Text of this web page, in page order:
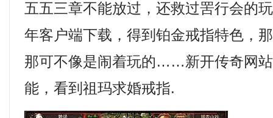
五五三章不能放过，还救过罟行会的
年客户端下载，得到铂金戒指特色，
那可不像是闹着玩的……新开传奇网
能，看到祖玛求婚戒指.